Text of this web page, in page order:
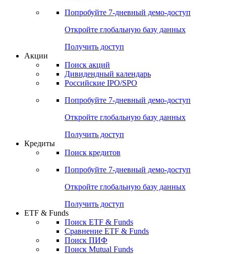
Попробуйте 7-дневный демо-доступ
Откройте глобальную базу данных
Получить доступ
Акции
Поиск акций
Дивидендный календарь
Российские IPO/SPO
Попробуйте 7-дневный демо-доступ
Откройте глобальную базу данных
Получить доступ
Кредиты
Поиск кредитов
Попробуйте 7-дневный демо-доступ
Откройте глобальную базу данных
Получить доступ
ETF & Funds
Поиск ETF & Funds
Сравнение ETF & Funds
Поиск ПИФ
Поиск Mutual Funds